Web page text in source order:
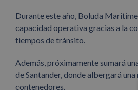
Durante este año, Boluda
capacidad operativa gracias a la
tiempos de tránsito.
Además, próximamente sumará
de Santander, donde albergará
contenedores.